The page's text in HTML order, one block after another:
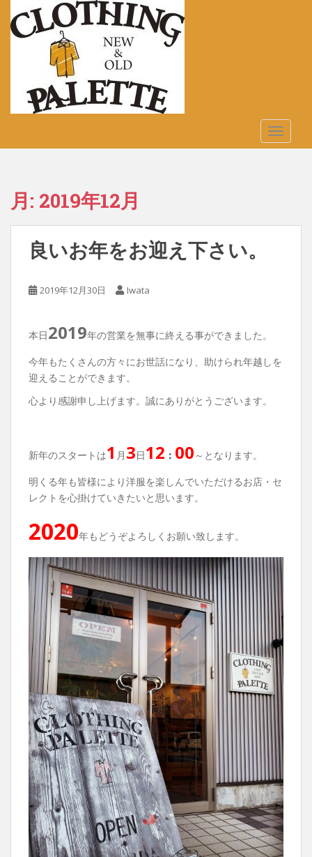
n
月: 2019年12月
良いお年をお迎え下さい。
2019年12月30日 Iwata
本日2019年の営業を無事に終える事ができました。
今年もたくさんの方々にお世話になり、助けられ年越しを
迎えることができます。
心より感謝申し上げます。誠にありがとうございます。
新年のスタートは1 月 3日12 ： 00 ～となります。
明くる年も皆様により洋服を楽しんでいただけるお店・セ
レクトを心掛けていきたいと思います。
2020年もどうぞよろしくお願い致します。